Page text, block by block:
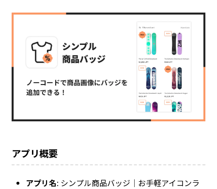
アプリ概要
アプリ名: シンプル商品バッジ｜お手軽アイコンラ